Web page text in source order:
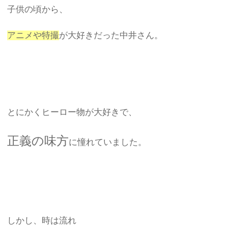
子供の頃から、
アニメや特撮が大好きだった中井さん。
とにかくヒーロー物が大好きで、
正義の味方に憧れていました。
しかし、時は流れ